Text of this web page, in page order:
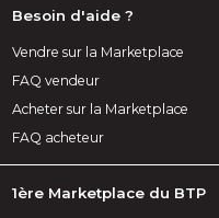
Besoin d'aide ?
Vendre sur la Marketplace
FAQ vendeur
Acheter sur la Marketplace
FAQ acheteur
1ère Marketplace du BTP